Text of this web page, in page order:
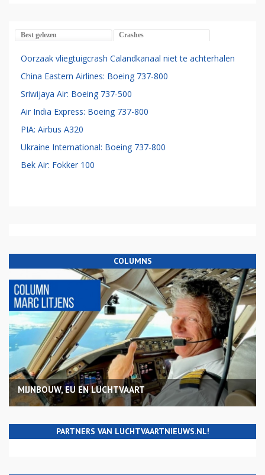
Best gelezen Crashes
Oorzaak vliegtuigcrash Calandkanaal niet te achterhalen
China Eastern Airlines: Boeing 737-800
Sriwijaya Air: Boeing 737-500
Air India Express: Boeing 737-800
PIA: Airbus A320
Ukraine International: Boeing 737-800
Bek Air: Fokker 100
COLUMNS
MIJNBOUW, EU EN LUCHTVAART
PARTNERS VAN LUCHTVAARTNIEUWS.NL!